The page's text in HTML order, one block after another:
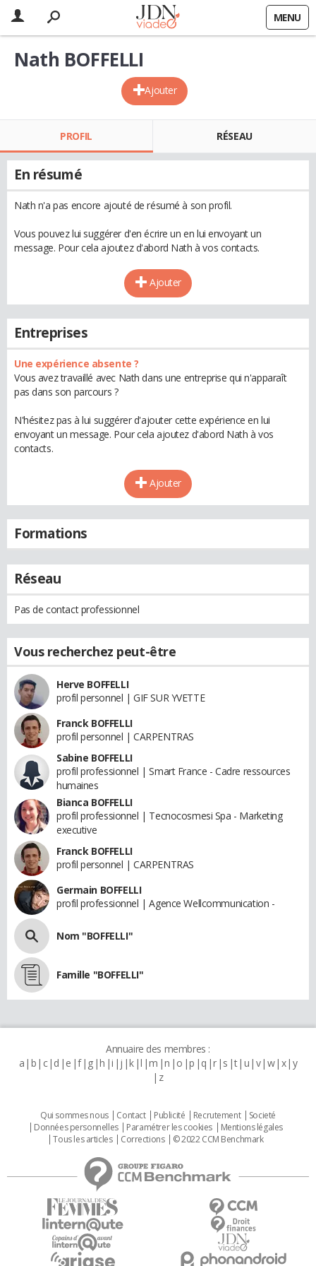
MENU
Ajouter
Nath BOFFELLI
PROFIL RÉSEAU
En résumé
Nath n'a pas encore ajouté de résumé à son profil.
Vous pouvez lui suggérer d'en écrire un en lui envoyant un
message. Pour cela ajoutez d'abord Nath à vos contacts.
Ajouter
Entreprises
Une expérience absente ?
Vous avez travaillé avec Nath dans une entreprise qui n'apparaît
pas dans son parcours ?
N'hésitez pas à lui suggérer d'ajouter cette expérience en lui
envoyant un message. Pour cela ajoutez d'abord Nath à vos
contacts.
Ajouter
Formations
Réseau
Pas de contact professionnel
Vous recherchez peut-être
Herve BOFFELLI
profil personnel | GIF SUR YVETTE
Franck BOFFELLI
profil personnel | CARPENTRAS
Sabine BOFFELLI
profil professionnel | Smart France - Cadre ressources
humaines
Bianca BOFFELLI
profil professionnel | Tecnocosmesi Spa - Marketing
executive
Franck BOFFELLI
profil personnel | CARPENTRAS
Germain BOFFELLI
profil professionnel | Agence Wellcommunication -
Nom "BOFFELLI"
Famille "BOFFELLI"
Annuaire des membres :
a b c d e f g h i j k l m n o p q r s t u v w x y
z
Qui sommes nous Contact Publicité Recrutement
Societé
Données personnelles
Paramétrer les cookies
Mentions légales
Tous les articles
Corrections © 2022 CCM Benchmark